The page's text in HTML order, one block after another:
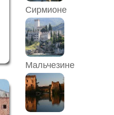
Сирмионе
Мальчезине